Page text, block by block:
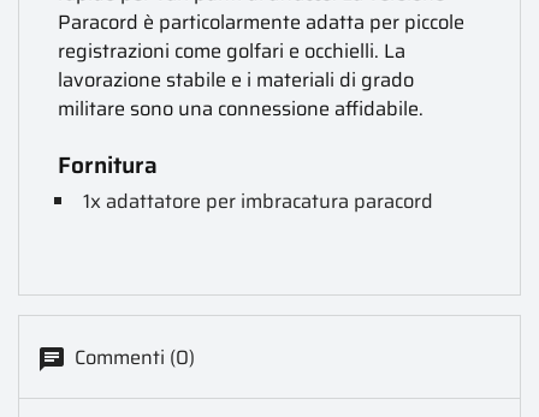
Paracord è particolarmente adatta per piccole
registrazioni come golfari e occhielli. La
lavorazione stabile e i materiali di grado
militare sono una connessione affidabile.
Fornitura
1x adattatore per imbracatura paracord
Commenti (0)